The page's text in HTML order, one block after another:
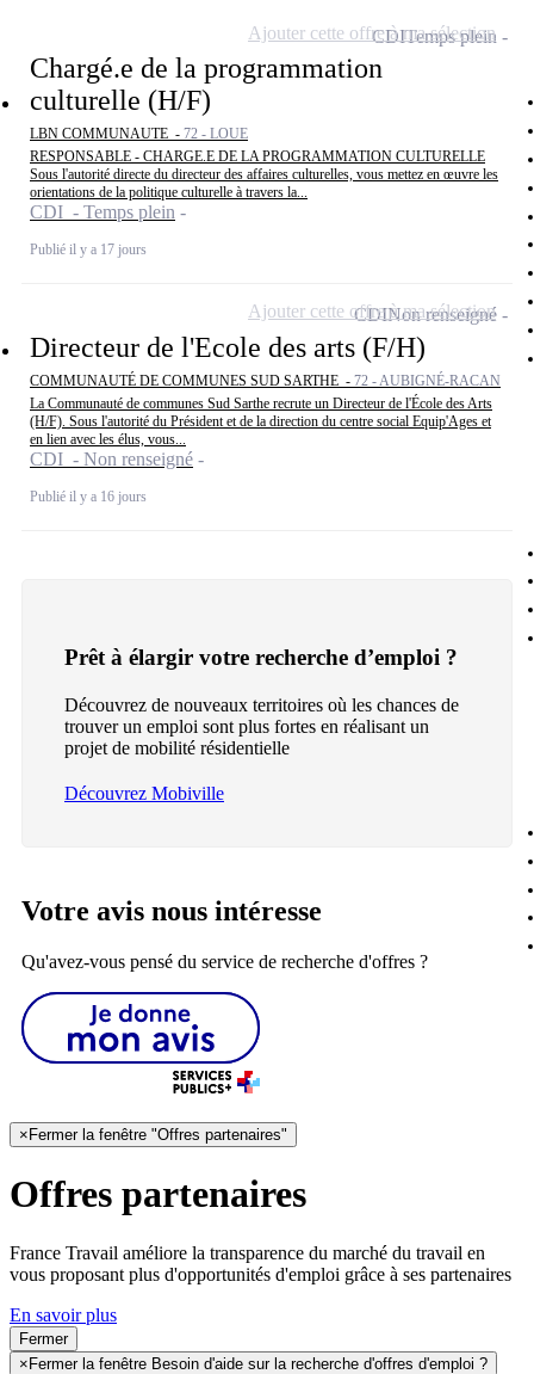
Chargé.e de la programmation
culturelle (H/F)
LBN COMMUNAUTE - 72 - LOUE
RESPONSABLE - CHARGE.E DE LA PROGRAMMATION CULTURELLE
Sous l'autorité directe du directeur des affaires culturelles, vous mettez en œuvre les
orientations de la politique culturelle à travers la...
CDI - Temps plein
Publié il y a 17 jours
CDITemps plein
Ajouter cette offre à ma sélection
Directeur de l'Ecole des arts (F/H)
COMMUNAUTÉ DE COMMUNES SUD SARTHE - 72 - AUBIGNÉ-RACAN
La Communauté de communes Sud Sarthe recrute un Directeur de l'École des Arts
(H/F). Sous l'autorité du Président et de la direction du centre social Equip'Ages et
en lien avec les élus, vous...
CDI - Non renseigné
Publié il y a 16 jours
CDINon renseigné
Ajouter cette offre à ma sélection
Prêt à élargir votre recherche d’emploi ?
Découvrez de nouveaux territoires où les chances de
trouver un emploi sont plus fortes en réalisant un
projet de mobilité résidentielle
Découvrez Mobiville
Votre avis nous intéresse
Qu'avez-vous pensé du service de recherche d'offres ?
× Fermer la fenêtre "Offres partenaires"
Offres partenaires
France Travail améliore la transparence du marché du travail en
vous proposant plus d'opportunités d'emploi grâce à ses partenaires
En savoir plus
Fermer
× Fermer la fenêtre Besoin d'aide sur la recherche d'offres d'emploi ?